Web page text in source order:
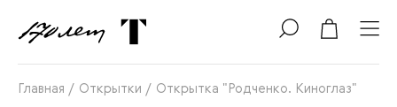
Главная / Открытки / Открытка "Родченко. Киноглаз"